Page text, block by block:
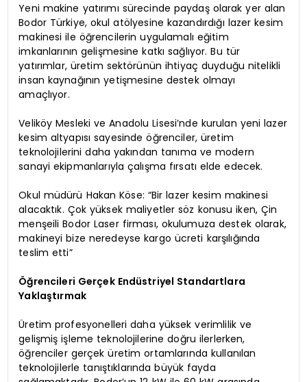
Yeni makine yatırımı sürecinde paydaş olarak yer alan
Bodor Türkiye, okul atölyesine kazandırdığı lazer kesim
makinesi ile öğrencilerin uygulamalı eğitim
imkanlarının gelişmesine katkı sağlıyor. Bu tür
yatırımlar, üretim sektörünün ihtiyaç duyduğu nitelikli
insan kaynağının yetişmesine destek olmayı
amaçlıyor.
Veliköy Mesleki ve Anadolu Lisesi’nde kurulan yeni lazer
kesim altyapısı sayesinde öğrenciler, üretim
teknolojilerini daha yakından tanıma ve modern
sanayi ekipmanlarıyla çalışma fırsatı elde edecek.
Okul müdürü Hakan Köse: “Bir lazer kesim makinesi
alacaktık. Çok yüksek maliyetler söz konusu iken, Çin
menşeili Bodor Laser firması, okulumuza destek olarak,
makineyi bize neredeyse kargo ücreti karşılığında
teslim etti”
Öğrencileri Gerçek Endüstriyel Standartlara
Yaklaştırmak
Üretim profesyonelleri daha yüksek verimlilik ve
gelişmiş işleme teknolojilerine doğru ilerlerken,
öğrenciler gerçek üretim ortamlarında kullanılan
teknolojilerle tanıştıklarında büyük fayda